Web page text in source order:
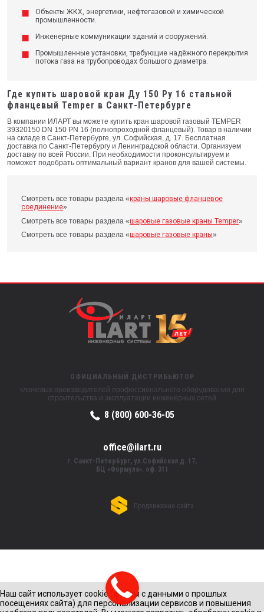
Объекты ЖКХ, энергетики, нефтегазовой и химической
промышленности.
Инженерные коммуникации зданий и сооружений.
Промышленные установки, требующие надёжного перекрытия
потока газа на трубопроводах большого диаметра.
Где купить шаровой кран Ду 150 Ру 16 стальной
фланцевый Temper в Санкт-Петербурге
В компании ИЛАРТ вы можете купить кран шаровой газовый TEMPER
39320150 DN 150 PN 16 (полнопроходной фланцевый). Товар в наличии
на складе в Санкт-Петербурге, ул. Софийская, д. 17. Бесплатная
доставка по Санкт-Петербургу и Ленинградской области. Организуем
доставку по всей России. При необходимости проконсультируем и
поможет подобрать оптимальный вариант кранов для вашей системы.
Смотреть все товары раздела «краны шаровые фланцевое
соединение»
Смотреть все товары раздела «шаровые газовые краны Temper»
Смотреть все товары раздела «шаровые газовые краны»
ОФИЦИАЛЬНЫЙ ДИСТРИБЬЮТОР
ключевых производителей профессионального оборудования для
строительства и эксплуатации инженерных сетей
8 (800) 600-36-05
office@ilart.ru
г. Санкт-Петербург, ул.Софийская д. 17,
БЦ «Формула». оф. 311
Продвижение сайта
Наш сайт использует cookie (файлы с данными о прошлых
посещениях сайта) для персонализации сервисов и повышения